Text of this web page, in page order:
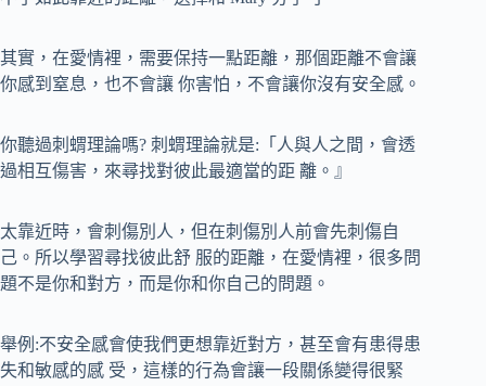
其實，在愛情裡，需要保持一點距離，那個距離不會讓
你感到窒息，也不會讓 你害怕，不會讓你沒有安全感。
你聽過刺蝟理論嗎? 刺蝟理論就是:「人與人之間，會透
過相互傷害，來尋找對彼此最適當的距 離。』
太靠近時，會刺傷別人，但在刺傷別人前會先刺傷自
己。所以學習尋找彼此舒 服的距離，在愛情裡，很多問
題不是你和對方，而是你和你自己的問題。
舉例:不安全感會使我們更想靠近對方，甚至會有患得患
失和敏感的感 受，這樣的行為會讓一段關係變得很緊